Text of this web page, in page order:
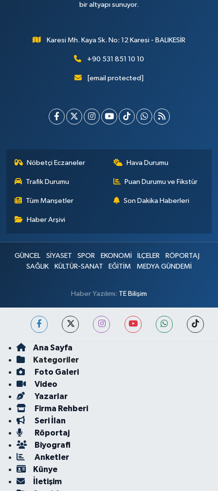
bir altyapı sunuyor.
Karesi Mh. Kaya Sk. No: 12 Karesi - BALIKESİR
+90 531 851 10 10
[email protected]
Nöbetçi Eczaneler Hava Durumu
Trafik Durumu Puan Durumu ve Fikstür
Tüm Manşetler Son Dakika Haberleri
Haber Arşivi
GÜNCEL SİYASET SPOR EKONOMİ İLÇELER
RÖPORTAJ
SAĞLIK
KÜLTÜR-SANAT EĞİTİM MEDYA GÜNDEMİ
Haber Yazılımı: TE Bilişim
Ana Sayfa
Kategoriler
Foto Galeri
Video
Yazarlar
Firma Rehberi
Seri İlan
Röportaj
Biyografi
Anketler
Künye
İletişim